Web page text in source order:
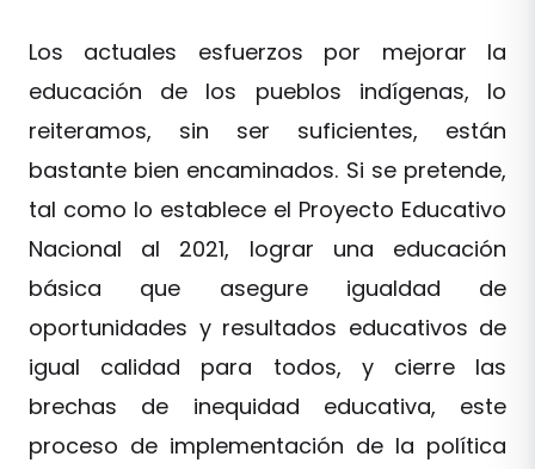
Los actuales esfuerzos por mejorar la
educación de los pueblos indígenas, lo
reiteramos, sin ser suficientes, están
bastante bien encaminados. Si se pretende,
tal como lo establece el Proyecto Educativo
Nacional al 2021, lograr una educación
básica que asegure igualdad de
oportunidades y resultados educativos de
igual calidad para todos, y cierre las
brechas de inequidad educativa, este
proceso de implementación de la política